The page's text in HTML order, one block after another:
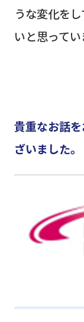
うな変化を
いと思ってい
貴重なお話
ざいました。